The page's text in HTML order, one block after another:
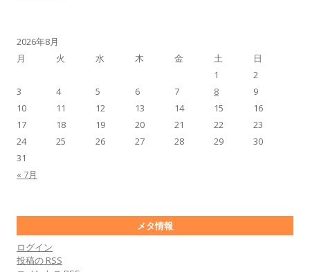
2026年8月
月
火 水 木 金 土 日
« 7月
1
2
3
4 5 6 7 8
9
10
11 12 13 14 15
16
17
18 19 20 21 22
23
24
25 26 27 28 29
30
31
メタ情報
ログイン
投稿の RSS